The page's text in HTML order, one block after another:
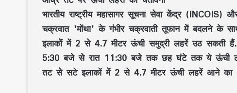
भारतीय राष्ट्रीय महासागर सूचना सेवा केंद्र (INCOIS)
चक्रवात 'मोंथा' के गंभीर चक्रवाती तूफान में बदलने के
इलाकों में 2 से 4.7 मीटर ऊंची समुद्री लहरें उठ सकती
5:30 बजे से रात 11:30 बजे तक छह घंटे तक ये ऊंची
तट से सटे इलाकों में 2 से 4.7 मीटर ऊंची लहरें आने का